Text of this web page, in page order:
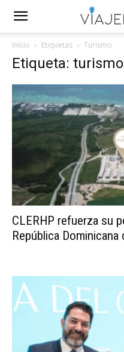
Inicio Etiquetas Turismo
Etiqueta: turismo
CLERHP refuerza su
República Dominicana